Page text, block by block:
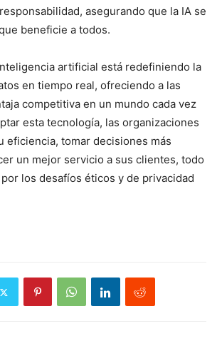
asegurando que la IA se
beneficie a todos.
artificial está redefiniendo la
en tiempo real, ofreciendo a las
competitiva en un mundo cada vez
esta tecnología, las organizaciones
eficiencia, tomar decisiones más
un mejor servicio a sus clientes, todo
los desafíos éticos y de privacidad